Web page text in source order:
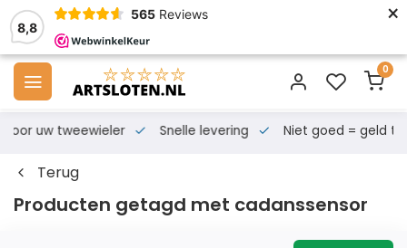
8,8
565 Reviews ×
0
voor uw tweewieler Snelle levering Niet goed = geld
Terug
Producten getagd met cadanssensor